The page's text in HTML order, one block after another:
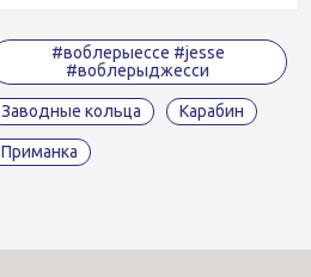
#воблерыессе #jesse
#воблерыджесси
Заводные кольца Карабин
Приманка